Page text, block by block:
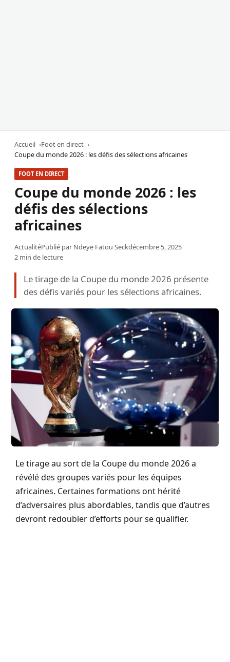
Accueil
Foot en direct
Coupe du monde 2026 : les défis des sélections africaines
FOOT EN DIRECT
Coupe du monde 2026 : les
défis des sélections
africaines
ActualitéPublié par Ndeye Fatou Seckdécembre 5, 2025
2 min de lecture
Le tirage de la Coupe du monde 2026 présente
des défis variés pour les sélections africaines.
Le tirage au sort de la Coupe du monde 2026 a
révélé des groupes variés pour les équipes
africaines. Certaines formations ont hérité
d’adversaires plus abordables, tandis que d’autres
devront redoubler d’efforts pour se qualifier.